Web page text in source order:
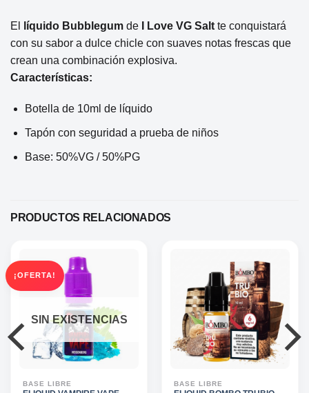
El líquido Bubblegum de I Love VG Salt te conquistará
con su sabor a dulce chicle con suaves notas frescas que
crean una combinación explosiva.
Características:
Botella de 10ml de líquido
Tapón con seguridad a prueba de niños
Base: 50%VG / 50%PG
PRODUCTOS RELACIONADOS
¡OFERTA!
SIN EXISTENCIAS
BASE LIBRE BASE LIBRE